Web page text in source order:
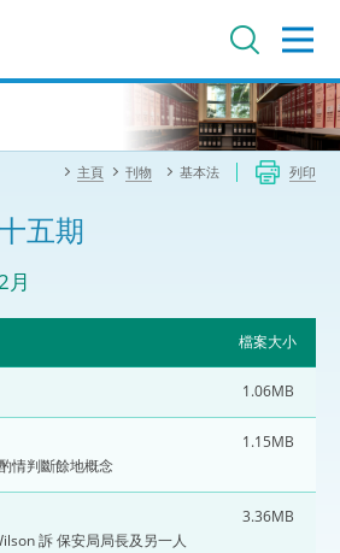
主頁 刊物 基本法 列印
五期
月
檔案大小
1.06MB
情判斷餘地概念
1.15MB
訴 保安局局長及另一人
3.36MB